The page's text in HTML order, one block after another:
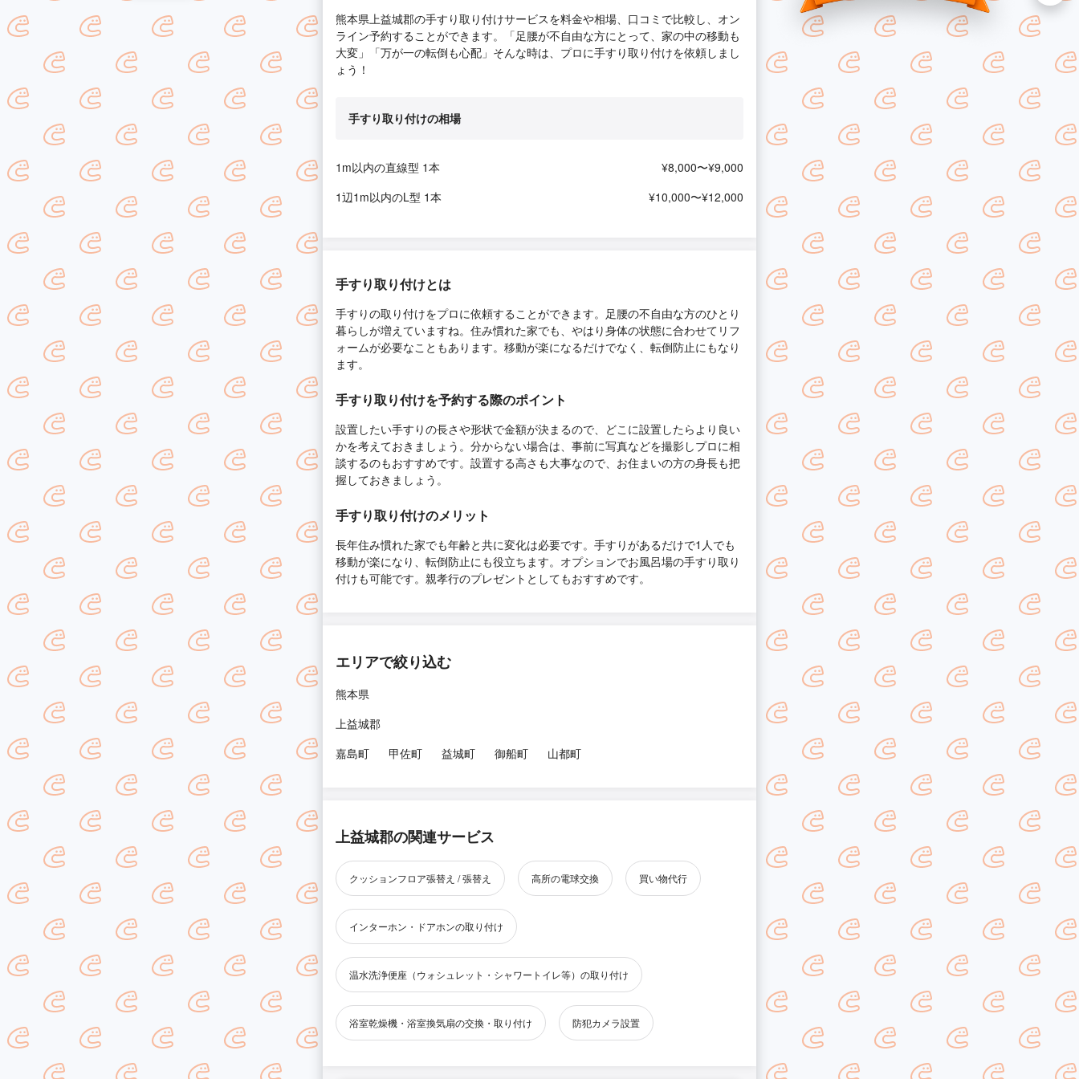
熊本県上益城郡の手すり取り付けサービスを料金や相場、口コミで比較し、オン
ライン予約することができます。「足腰が不自由な方にとって、家の中の移動も
大変」「万が一の転倒も心配」そんな時は、プロに手すり取り付けを依頼しまし
ょう！
手すり取り付けの相場
1m以内の直線型 1本
¥8,000〜¥9,000
1辺1m以内のL型 1本
¥10,000〜¥12,000
手すり取り付けとは
手すりの取り付けをプロに依頼することができます。足腰の不自由な方のひとり
暮らしが増えていますね。住み慣れた家でも、やはり身体の状態に合わせてリフ
ォームが必要なこともあります。移動が楽になるだけでなく、転倒防止にもなり
ます。
手すり取り付けを予約する際のポイント
設置したい手すりの長さや形状で金額が決まるので、どこに設置したらより良い
かを考えておきましょう。分からない場合は、事前に写真などを撮影しプロに相
談するのもおすすめです。設置する高さも大事なので、お住まいの方の身長も把
握しておきましょう。
手すり取り付けのメリット
長年住み慣れた家でも年齢と共に変化は必要です。手すりがあるだけで1人でも
移動が楽になり、転倒防止にも役立ちます。オプションでお風呂場の手すり取り
付けも可能です。親孝行のプレゼントとしてもおすすめです。
エリアで絞り込む
熊本県
上益城郡
嘉島町
甲佐町 益城町 御船町 山都町
上益城郡の関連サービス
クッションフロア張替え / 張替え 高所の電球交換 買い物代行
インターホン・ドアホンの取り付け
温水洗浄便座（ウォシュレット・シャワートイレ等）の取り付け
浴室乾燥機・浴室換気扇の交換・取り付け 防犯カメラ設置